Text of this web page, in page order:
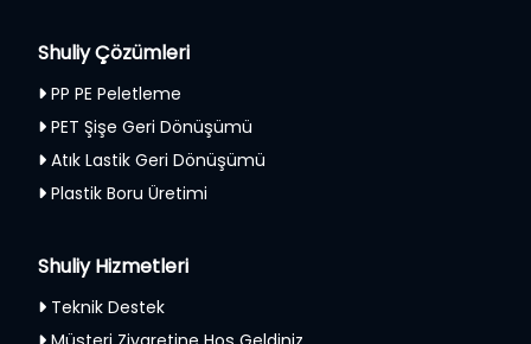
Shuliy Çözümleri
PP PE Peletleme
PET Şişe Geri Dönüşümü
Atık Lastik Geri Dönüşümü
Plastik Boru Üretimi
Shuliy Hizmetleri
Teknik Destek